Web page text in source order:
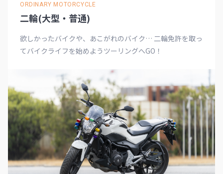
ORDINARY MOTORCYCLE
二輪(大型・普通)
欲しかったバイクや、あこがれのバイク… 二輪免許を取っ
てバイクライフを始めようツーリングへGO！